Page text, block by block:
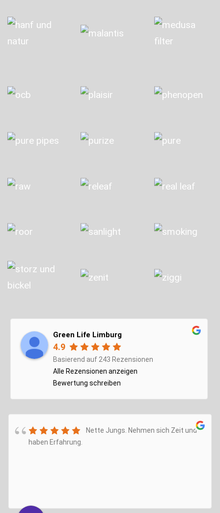
Green Life Limburg
4.9
Basierend auf 243 Rezensionen
Alle Rezensionen anzeigen
Bewertung schreiben
Nette Jungs. Nehmen sich Zeit und
haben Erfahrung.